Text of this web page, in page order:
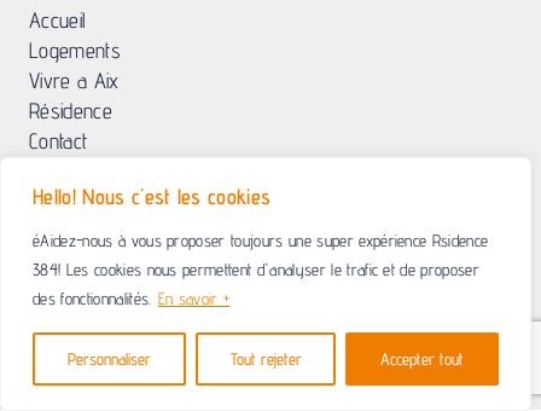
Hello! Nous c'est les cookies
éAidez-nous à vous proposer toujours une super expérience Rsidence
384! Les cookies nous permettent d'analyser le trafic et de proposer
des fonctionnalités. En savoir +
Personnaliser Tout rejeter Accepter tout
Accueil
Logements
Vivre a Aix
Résidence
Contact
© 2025 Résidence 384 | Résidence étudiante Aix-en-Provence |Mention légales| <a
href="https://www.residence384.fr/politique-de-confidentialite"Politique de confidentialité |
Création :